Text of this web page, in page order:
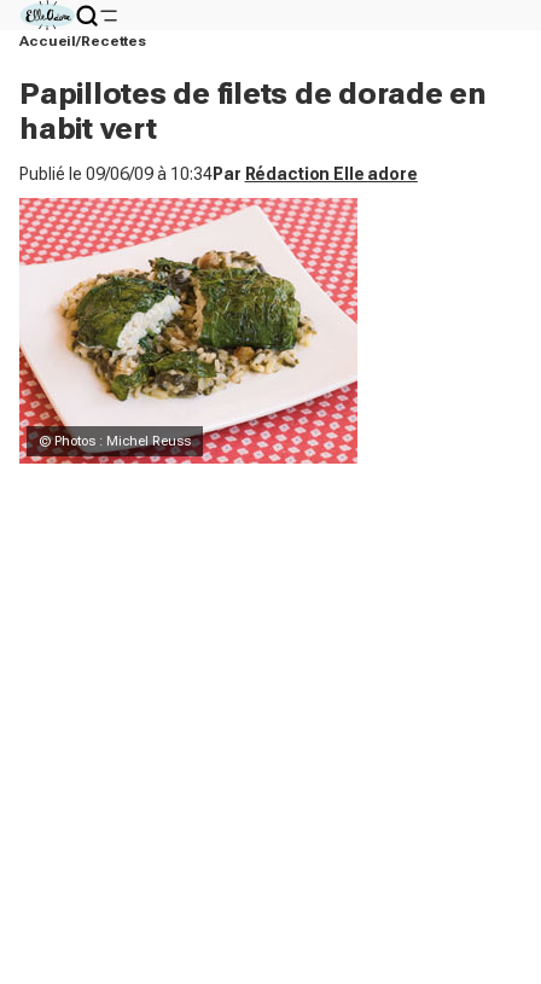
Accueil Recettes
Papillotes de filets de dorade en
habit vert
Publié le 09/06/09 à 10:34Par Rédaction Elle adore
© Photos : Michel Reuss